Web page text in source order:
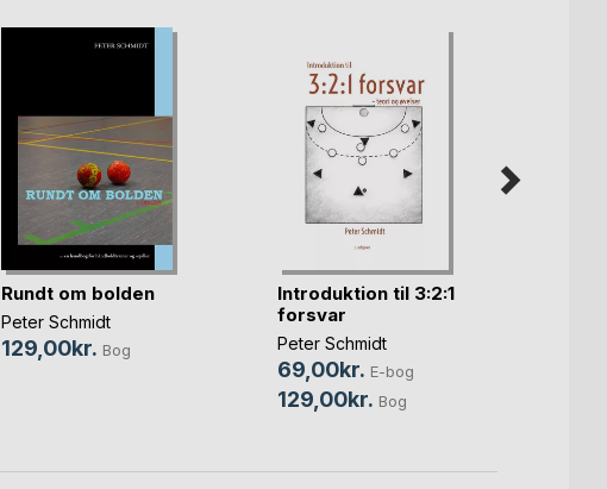
Rundt om bolden
Peter Schmidt
129,00kr. Bog
Introduktion til 3:2:1
forsvar
Peter Schmidt
69,00kr. E-bog
129,00kr. Bog